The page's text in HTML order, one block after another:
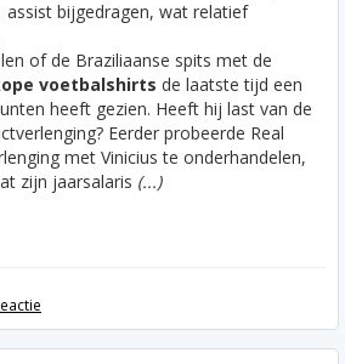
assist bijgedragen, wat relatief
of de Braziliaanse spits met de
voetbalshirts de laatste tijd een
heeft gezien. Heeft hij last van de
Eerder probeerde Real
met Vinicius te onderhandelen,
zijn jaarsalaris (...)